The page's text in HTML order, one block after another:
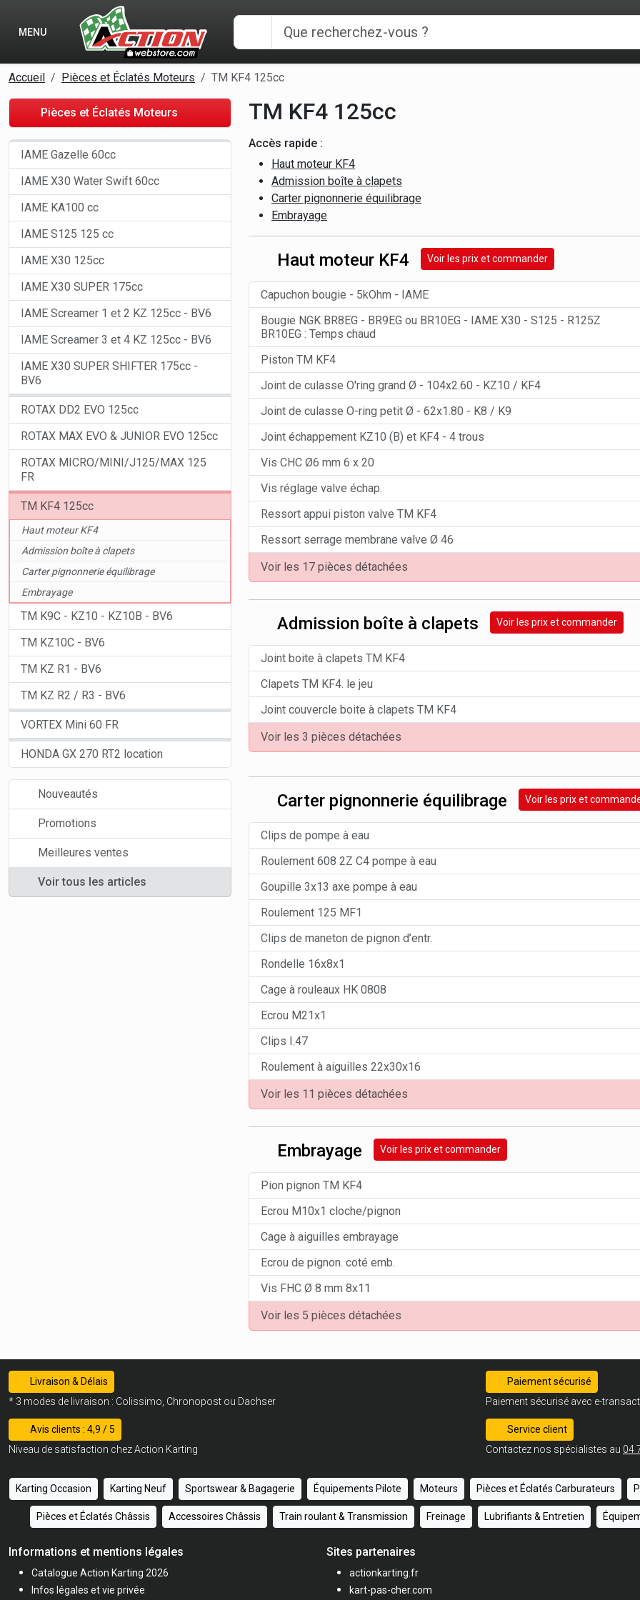
Panneau de gestion des cookies
MENU
Accueil Pièces et Éclatés Moteurs TM KF4 125cc
TM KF4 125cc
Accès rapide :
Haut moteur KF4
Admission boîte à clapets
Carter pignonnerie équilibrage
Embrayage
Haut moteur KF4 Voir les prix et commander
Capuchon bougie - 5kOhm - IAME
Bougie NGK BR8EG - BR9EG ou BR10EG - IAME X30 - S125 - R125Z
BR10EG : Temps chaud
Piston TM KF4
Joint de culasse O'ring grand Ø - 104x2.60 - KZ10 / KF4
Joint de culasse O-ring petit Ø - 62x1.80 - K8 / K9
Joint échappement KZ10 (B) et KF4 - 4 trous
Vis CHC Ø6 mm 6 x 20
Vis réglage valve échap.
Ressort appui piston valve TM KF4
Ressort serrage membrane valve Ø 46
Voir les 17 pièces détachées
Admission boîte à clapets Voir les prix et commander
Joint boite à clapets TM KF4
Clapets TM KF4. le jeu
Joint couvercle boite à clapets TM KF4
Voir les 3 pièces détachées
Carter pignonnerie équilibrage Voir les prix et
Clips de pompe à eau
Roulement 608 2Z C4 pompe à eau
Goupille 3x13 axe pompe à eau
Roulement 125 MF1
Clips de maneton de pignon d’entr.
Rondelle 16x8x1
Cage à rouleaux HK 0808
Ecrou M21x1
Clips I.47
Roulement à aiguilles 22x30x16
Voir les 11 pièces détachées
Embrayage Voir les prix et commander
Pion pignon TM KF4
Ecrou M10x1 cloche/pignon
Cage à aiguilles embrayage
Ecrou de pignon. coté emb.
Vis FHC Ø 8 mm 8x11
Voir les 5 pièces détachées
Pièces et Éclatés Moteurs
Nouveautés
Promotions
Meilleures ventes
Voir tous les articles
IAME Gazelle 60cc
IAME X30 Water Swift 60cc
IAME KA100 cc
IAME S125 125 cc
IAME X30 125cc
IAME X30 SUPER 175cc
IAME Screamer 1 et 2 KZ 125cc - BV6
IAME Screamer 3 et 4 KZ 125cc - BV6
IAME X30 SUPER SHIFTER 175cc -
BV6
ROTAX DD2 EVO 125cc
ROTAX MAX EVO & JUNIOR EVO 125cc
ROTAX MICRO/MINI/J125/MAX 125
FR
TM KF4 125cc
Haut moteur KF4
Admission boîte à clapets
Carter pignonnerie équilibrage
Embrayage
TM K9C - KZ10 - KZ10B - BV6
TM KZ10C - BV6
TM KZ R1 - BV6
TM KZ R2 / R3 - BV6
VORTEX Mini 60 FR
HONDA GX 270 RT2 location
Livraison & Délais
* 3 modes de livraison : Colissimo, Chronopost ou Dachser
Paiement sécurisé
Paiement sécurisé avec e-
Avis clients : 4,9 / 5
Niveau de satisfaction chez Action Karting
Service client
Contactez nos spécialistes au 04
Karting Occasion Karting Neuf Sportswear & Bagagerie Équipements Pilote Moteurs Pièces et Éclatés Carburateurs
Pièces et Éclatés Châssis Accessoires Châssis Train roulant & Transmission Freinage Lubrifiants & Entretien
Informations et mentions légales
Catalogue Action Karting 2026
Infos légales et vie privée
Sites partenaires
actionkarting.fr
kart-pas-cher.com